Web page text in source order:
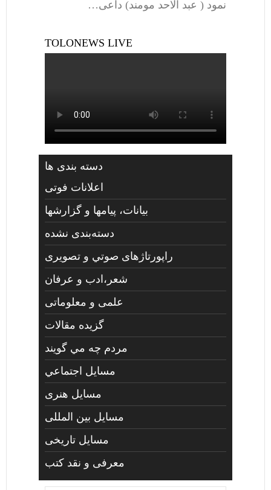
نمود ( عبد الاحد مومند) داعی…
TOLONEWS LIVE
دسته بندی ها
اعلانات فوتی
بیانات، پیامها و گزارشها
دسته‌بندی نشده
راپورتاژهای صوتي و تصويری
شعر،ادب و عرفان
علمی و معلوماتی
گزیده مقالات
مردم چه مي گويند
مسايل اجتماعي
مسايل هنری
مسایل بین المللی
مسایل تاریخی
معرفی و نقد کتب